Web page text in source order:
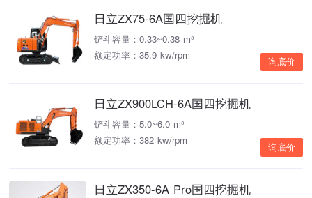
日立ZX75-6A国四挖掘机
铲斗容量：0.33~0.38 m³
额定功率：35.9 kw/rpm
询底价
日立ZX900LCH-6A国四挖掘机
铲斗容量：5.0~6.0 m³
额定功率：382 kw/rpm
询底价
日立ZX350-6A Pro国四挖掘机